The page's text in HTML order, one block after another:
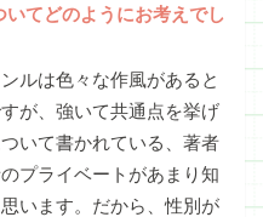
てどのようにお考えでし
ルは色々な作風があると
が、強いて共通点を挙げ
いて書かれている、著者
プライベートがあまり知
います。だから、性別が